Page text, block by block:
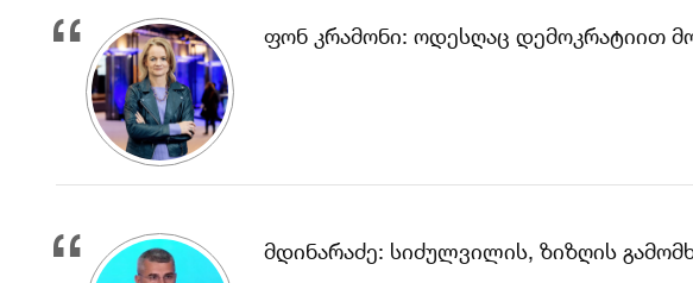
ფონ კრამონი: ოდესღაც დემოკრატიით
მდინარაძე: სიძულვილის, ზიზღის